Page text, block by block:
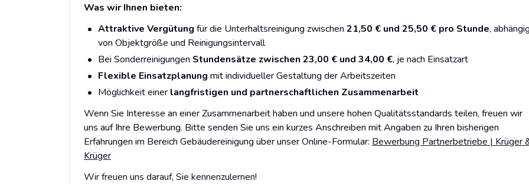
Was wir Ihnen bieten:
Attraktive Vergütung für die Unterhaltsreinigung zwischen 21,50 € und 25,50 € pro Stunde,
von Objektgröße und Reinigungsintervall
Bei Sonderreinigungen Stundensätze zwischen 23,00 € und 34,00 €, je nach Einsatzart
Flexible Einsatzplanung mit individueller Gestaltung der Arbeitszeiten
Möglichkeit einer langfristigen und partnerschaftlichen Zusammenarbeit
Wenn Sie Interesse an einer Zusammenarbeit haben und unsere hohen Qualitätsstandards teilen, freuen wir
uns auf Ihre Bewerbung. Bitte senden Sie uns ein kurzes Anschreiben mit Angaben zu Ihren bisherigen
Erfahrungen im Bereich Gebäudereinigung über unser Online-Formular: Bewerbung Partnerbetriebe | Krüger
Krüger
Wir freuen uns darauf, Sie kennenzulernen!